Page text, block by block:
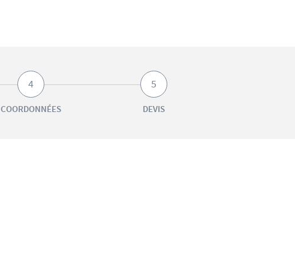
4
COORDONNÉES
5
DEVIS